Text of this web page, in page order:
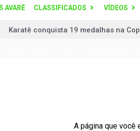
AVARÉ CLASSIFICADOS VÍDEOS
Karatê conquista 19 medalhas na
Via Raposo implanta “Pare e Siga”
Prefeitura firma parceria com Itararé
A página que você